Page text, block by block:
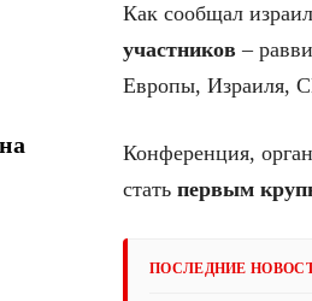
Как сообщал
участников –
Европы, Израиля,
Конференция,
стать первым
ПОСЛЕДНИЕ